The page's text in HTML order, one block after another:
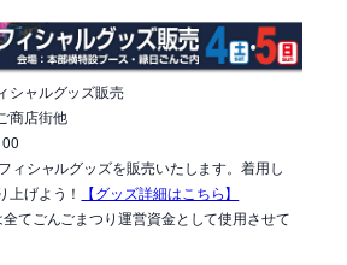
ャルグッズ販売
商店街他
ィシャルグッズを販売いたします。着用し
上げよう！
【グッズ詳細はこちら】
てごんごまつり運営資金として使用させて